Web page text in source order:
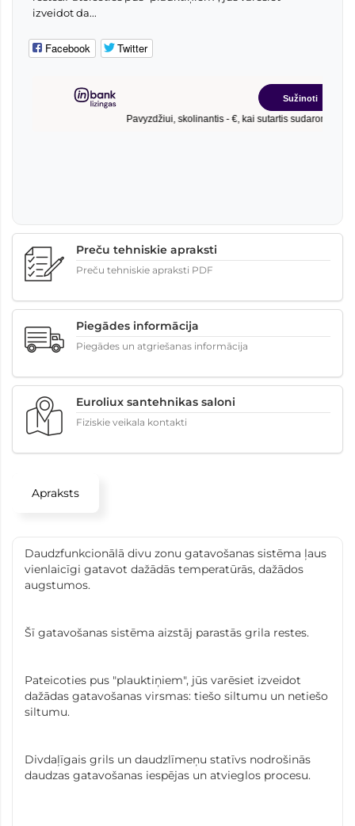
izveidot da...
Facebook Twitter
Preču tehniskie apraksti
Preču tehniskie apraksti PDF
Piegādes informācija
Piegādes un atgriešanas informācija
Euroliux santehnikas saloni
Fiziskie veikala kontakti
Apraksts
Daudzfunkcionālā divu zonu gatavošanas sistēma ļaus
vienlaicīgi gatavot dažādās temperatūrās, dažādos
augstumos.
Šī gatavošanas sistēma aizstāj parastās grila restes.
Pateicoties pus "plauktiņiem", jūs varēsiet izveidot
dažādas gatavošanas virsmas: tiešo siltumu un netiešo
siltumu.
Divdaļīgais grils un daudzlīmeņu statīvs nodrošinās
daudzas gatavošanas iespējas un atvieglos procesu.